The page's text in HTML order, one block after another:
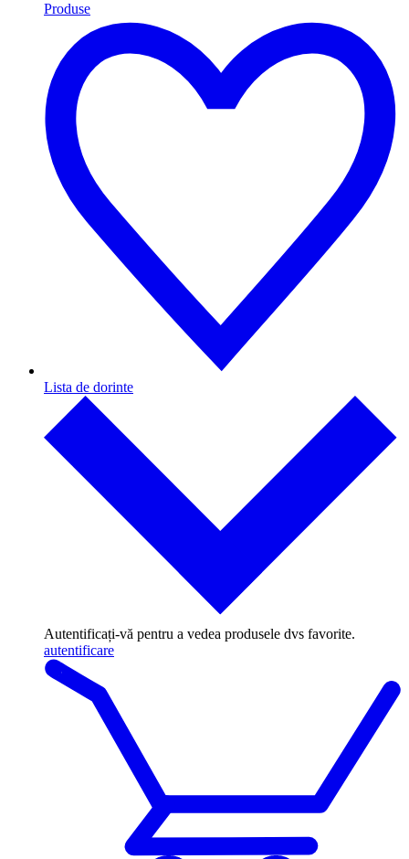
Produse
Lista de dorinte
Autentificați-vă pentru a vedea produsele dvs favorite.
autentificare